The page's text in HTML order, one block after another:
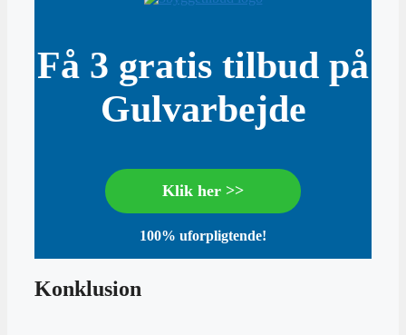
Få 3 gratis tilbud på
Gulvarbejde
Klik her >>
100% uforpligtende!
Konklusion